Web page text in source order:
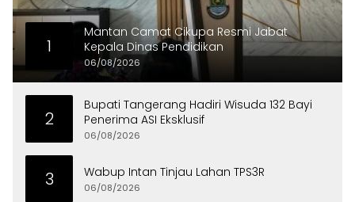
1
Mantan Camat Cikupa Resmi Jabat
Kepala Dinas Pendidikan
06/08/2026
2
Bupati Tangerang Hadiri Wisuda 132 Bayi
Penerima ASI Eksklusif
06/08/2026
3 Wabup Intan Tinjau Lahan TPS3R
06/08/2026